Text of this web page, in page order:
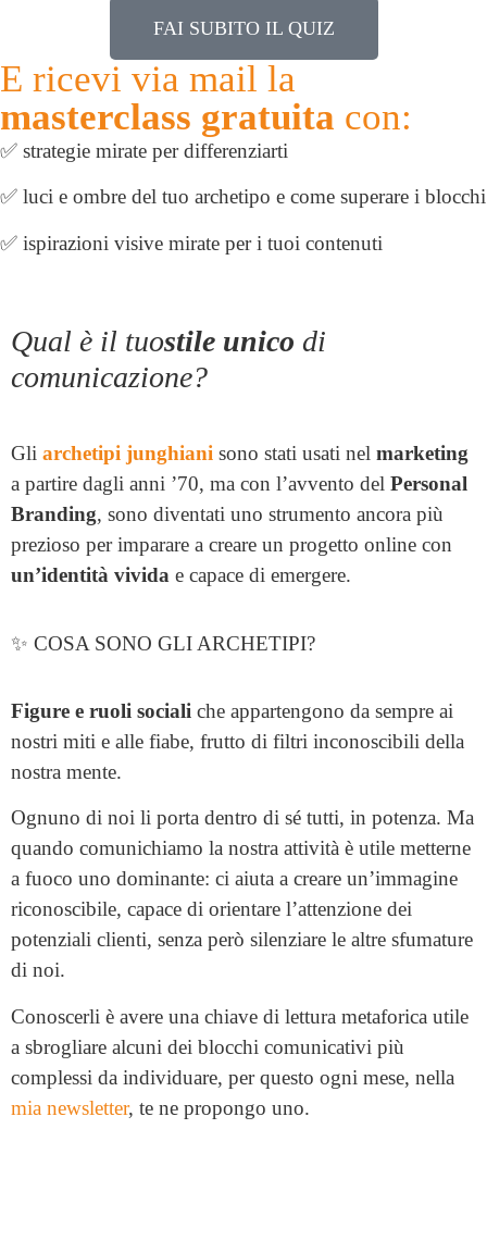
FAI SUBITO IL QUIZ
E ricevi via mail la
masterclass gratuita con:
✅ strategie mirate per differenziarti
✅ luci e ombre del tuo archetipo e come superare i blocchi
✅ ispirazioni visive mirate per i tuoi contenuti
Qual è il tuostile unico di
comunicazione?
Gli archetipi junghiani sono stati usati nel marketing
a partire dagli anni ’70, ma con l’avvento del Personal
Branding, sono diventati uno strumento ancora più
prezioso per imparare a creare un progetto online con
un’identità vivida e capace di emergere.
✨ COSA SONO GLI ARCHETIPI?
Figure e ruoli sociali che appartengono da sempre ai
nostri miti e alle fiabe, frutto di filtri inconoscibili della
nostra mente.
Ognuno di noi li porta dentro di sé tutti, in potenza. Ma
quando comunichiamo la nostra attività è utile metterne
a fuoco uno dominante: ci aiuta a creare un’immagine
riconoscibile, capace di orientare l’attenzione dei
potenziali clienti, senza però silenziare le altre sfumature
di noi.
Conoscerli è avere una chiave di lettura metaforica utile
a sbrogliare alcuni dei blocchi comunicativi più
complessi da individuare, per questo ogni mese, nella
mia newsletter, te ne propongo uno.